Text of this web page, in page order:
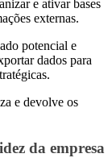
e ativar bases
externas.
potencial e
dados para
e devolve os
da empresa